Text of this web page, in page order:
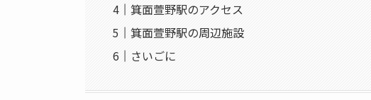
箕面萱野駅のアクセス
箕面萱野駅の周辺施設
さいごに